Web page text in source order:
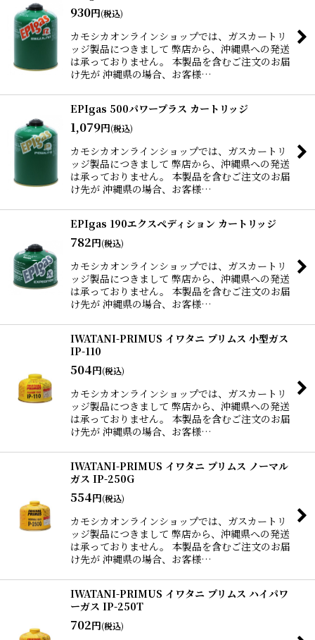
930円(税込)
カモシカオンラインショップでは、ガスカートリ
ッジ製品につきまして 弊店から、沖縄県への発送
は承っておりません。 本製品を含むご注文のお届
け先が 沖縄県の場合、お客様…
EPIgas 500パワープラス カートリッジ
1,079円(税込)
カモシカオンラインショップでは、ガスカートリ
ッジ製品につきまして 弊店から、沖縄県への発送
は承っておりません。 本製品を含むご注文のお届
け先が 沖縄県の場合、お客様…
EPIgas 190エクスペディション カートリッジ
782円(税込)
カモシカオンラインショップでは、ガスカートリ
ッジ製品につきまして 弊店から、沖縄県への発送
は承っておりません。 本製品を含むご注文のお届
け先が 沖縄県の場合、お客様…
IWATANI-PRIMUS イワタニ プリムス 小型ガス
IP-110
504円(税込)
カモシカオンラインショップでは、ガスカートリ
ッジ製品につきまして 弊店から、沖縄県への発送
は承っておりません。 本製品を含むご注文のお届
け先が 沖縄県の場合、お客様…
IWATANI-PRIMUS イワタニ プリムス ノーマル
ガス IP-250G
554円(税込)
カモシカオンラインショップでは、ガスカートリ
ッジ製品につきまして 弊店から、沖縄県への発送
は承っておりません。 本製品を含むご注文のお届
け先が 沖縄県の場合、お客様…
IWATANI-PRIMUS イワタニ プリムス ハイパワ
ーガス IP-250T
702円(税込)